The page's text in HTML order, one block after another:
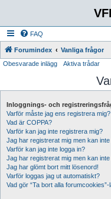
FAQ
Forumindex Vanliga frågor
Obesvarade inlägg Aktiva trådar
Inloggnings- och
Varför måste jag ens registrera mig?
Vad är COPPA?
Varför kan jag inte registrera mig?
Jag har registrerat mig men kan inte
Varför kan jag inte logga in?
Jag har registrerat mig men kan inte
Jag har glömt bort mitt lösenord!
Varför loggas jag ut automatiskt?
Vad gör “Ta bort alla